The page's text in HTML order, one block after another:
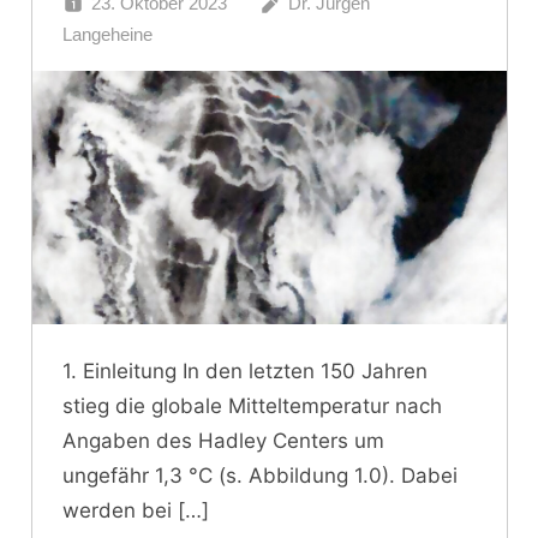
Langeheine
1. Einleitung In den letzten 150 Jahren
stieg die globale Mitteltemperatur nach
Angaben des Hadley Centers um
ungefähr 1,3 °C (s. Abbildung 1.0). Dabei
werden bei